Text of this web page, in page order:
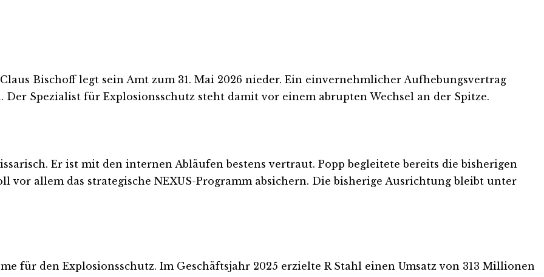
Bischoff legt sein Amt zum 31. Mai 2026 nieder. Ein einvernehmlicher Aufhebungsvertrag
Spezialist für Explosionsschutz steht damit vor einem abrupten Wechsel an der Spitze.
Er ist mit den internen Abläufen bestens vertraut. Popp begleitete bereits die bisherigen
vor allem das strategische NEXUS-Programm absichern. Die bisherige Ausrichtung bleibt unter
für den Explosionsschutz. Im Geschäftsjahr 2025 erzielte R Stahl einen Umsatz von 313 Millionen